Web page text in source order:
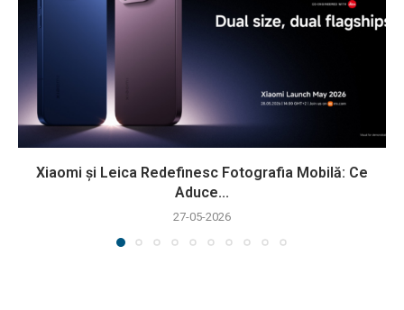
Xiaomi și Leica Redefinesc Fotografia Mobilă: Ce
Aduce...
27-05-2026